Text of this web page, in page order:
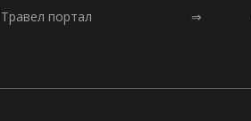
Травел портал ⇒